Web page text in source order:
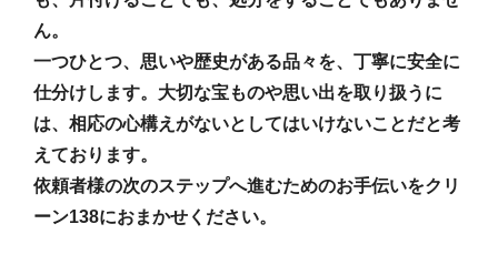
ん。
一つひとつ、思いや歴史がある品々を、丁寧に安全に
仕分けします。大切な宝ものや思い出を取り扱うに
は、相応の心構えがないとしてはいけないことだと考
えております。
依頼者様の次のステップへ進むためのお手伝いをクリ
ーン138におまかせください。